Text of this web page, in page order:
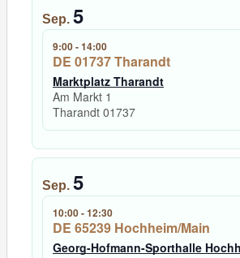
Sep. 5
9:00-14:00
DE 01737 Tharandt
Marktplatz Tharandt
Am Markt 1
Tharandt 01737
Sep. 5
10:00-12:30
DE 65239 Hochheim/Main
Georg-Hofmann-Sporthalle